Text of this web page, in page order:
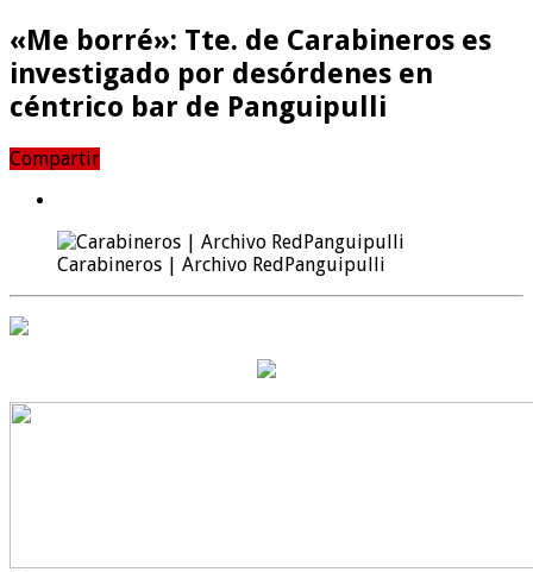
«Me borré»: Tte. de Carabineros es
investigado por desórdenes en
céntrico bar de Panguipulli
Compartir
Carabineros | Archivo RedPanguipulli